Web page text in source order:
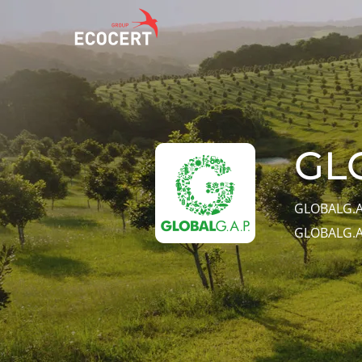
NUESTROS
SERVICIOS
Certificación
Formación
Consultoría
ECOCERT
¿Quiénes
somos?
Noticias
Carreras